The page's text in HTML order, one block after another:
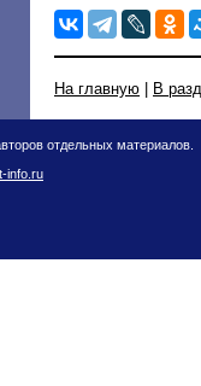
На главную | В
отдельных материалов.
info.ru